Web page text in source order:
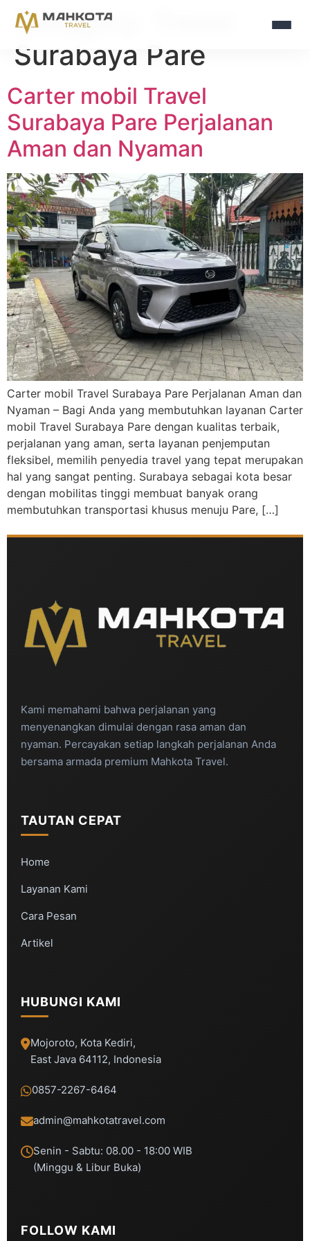
Category:
Surabaya Pare
Carter mobil Travel
Surabaya Pare Perjalanan
Aman dan Nyaman
Carter mobil Travel Surabaya Pare Perjalanan Aman dan
Nyaman – Bagi Anda yang membutuhkan layanan Carter
mobil Travel Surabaya Pare dengan kualitas terbaik,
perjalanan yang aman, serta layanan penjemputan
fleksibel, memilih penyedia travel yang tepat merupakan
hal yang sangat penting. Surabaya sebagai kota besar
dengan mobilitas tinggi membuat banyak orang
membutuhkan transportasi khusus menuju Pare, […]
Kami memahami bahwa perjalanan yang
menyenangkan dimulai dengan rasa aman dan
nyaman. Percayakan setiap langkah perjalanan Anda
bersama armada premium Mahkota Travel.
TAUTAN CEPAT
Home
Layanan Kami
Cara Pesan
Artikel
HUBUNGI KAMI
Mojoroto, Kota Kediri,
East Java 64112, Indonesia
0857-2267-6464
admin@mahkotatravel.com
Senin - Sabtu: 08.00 - 18:00 WIB
(Minggu & Libur Buka)
FOLLOW KAMI